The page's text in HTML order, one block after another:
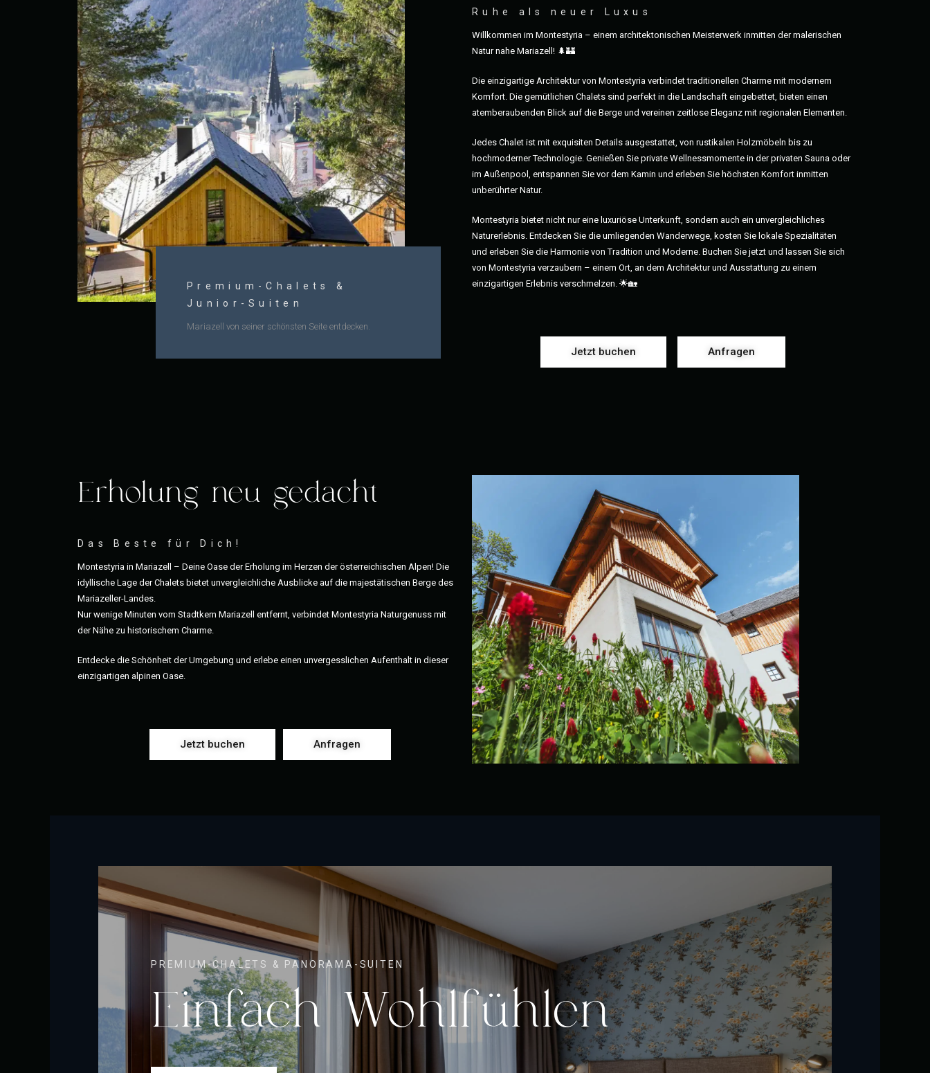
Premium-Chalets &
Junior-Suiten
Mariazell von seiner schönsten Seite entdecken.
Ruhe als neuer Luxus
Willkommen im Montestyria – einem architektonischen Meisterwerk inmitten der malerischen
Natur nahe Mariazell! 🌲🏰
Die einzigartige Architektur von Montestyria verbindet traditionellen Charme mit modernem
Komfort. Die gemütlichen Chalets sind perfekt in die Landschaft eingebettet, bieten einen
atemberaubenden Blick auf die Berge und vereinen zeitlose Eleganz mit regionalen Elementen.
Jedes Chalet ist mit exquisiten Details ausgestattet, von rustikalen Holzmöbeln bis zu
hochmoderner Technologie. Genießen Sie private Wellnessmomente in der privaten Sauna oder
im Außenpool, entspannen Sie vor dem Kamin und erleben Sie höchsten Komfort inmitten
unberührter Natur.
Montestyria bietet nicht nur eine luxuriöse Unterkunft, sondern auch ein unvergleichliches
Naturerlebnis. Entdecken Sie die umliegenden Wanderwege, kosten Sie lokale Spezialitäten
und erleben Sie die Harmonie von Tradition und Moderne. Buchen Sie jetzt und lassen Sie sich
von Montestyria verzaubern – einem Ort, an dem Architektur und Ausstattung zu einem
einzigartigen Erlebnis verschmelzen. 🌟🏡
Jetzt buchen Anfragen
Erholung neu gedacht
Das Beste für Dich!
Montestyria in Mariazell – Deine Oase der Erholung im Herzen der österreichischen Alpen! Die
idyllische Lage der Chalets bietet unvergleichliche Ausblicke auf die majestätischen Berge des
Mariazeller-Landes.
Nur wenige Minuten vom Stadtkern Mariazell entfernt, verbindet Montestyria Naturgenuss mit
der Nähe zu historischem Charme.
Entdecke die Schönheit der Umgebung und erlebe einen unvergesslichen Aufenthalt in dieser
einzigartigen alpinen Oase.
Jetzt buchen Anfragen
PREMIUM-CHALETS & PANORAMA-SUITEN
Einfach Wohlfühlen